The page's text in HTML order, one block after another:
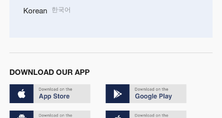
Korean 한국어
DOWNLOAD OUR APP